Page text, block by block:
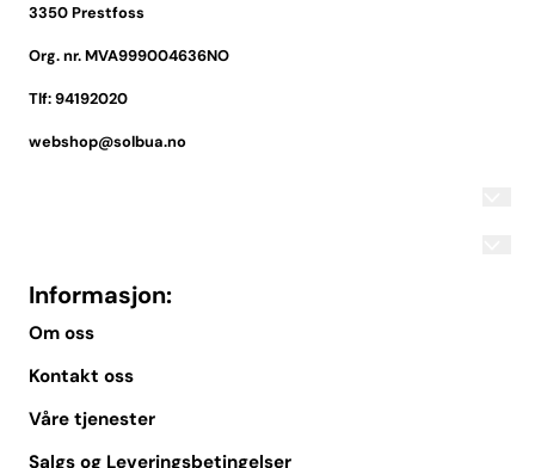
3350 Prestfoss
Org. nr. MVA999004636NO
Tlf:94192020
webshop@solbua.no
Informasjon:
Om oss
Kontakt oss
Våre tjenester
Salgs og Leveringsbetingelser